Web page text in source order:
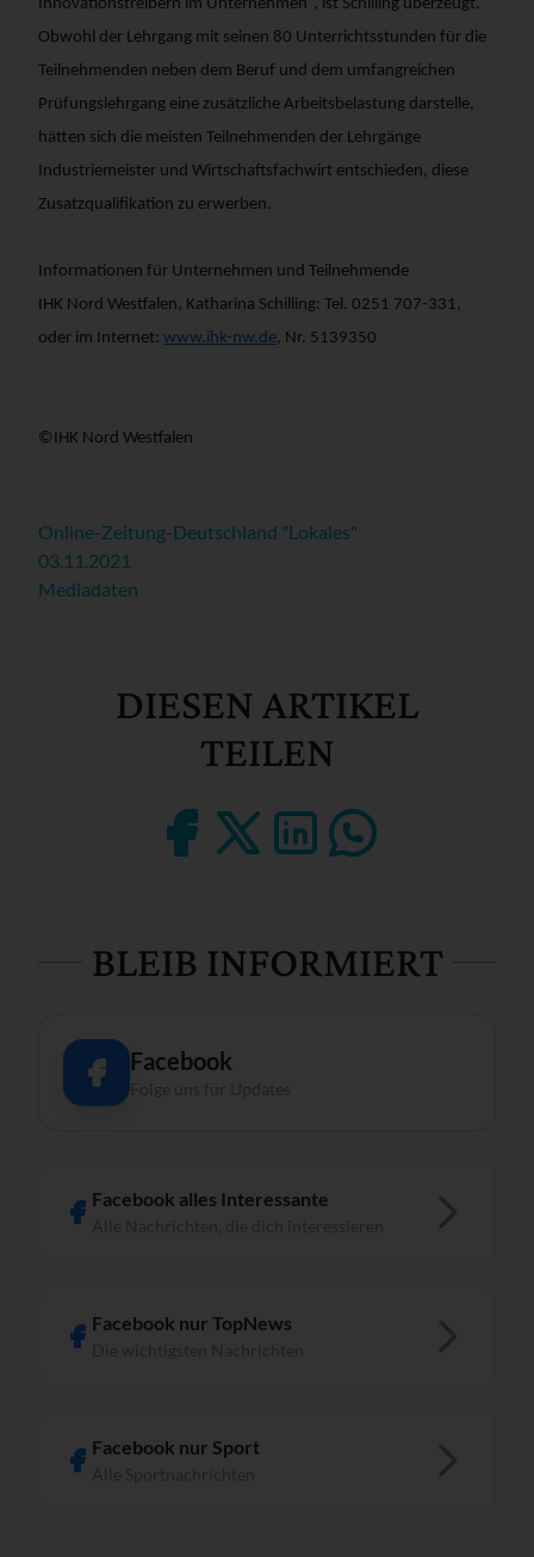
Innovationstreibern im Unternehmen“, ist Schilling überzeugt.
Obwohl der Lehrgang mit seinen 80 Unterrichtsstunden für die
Teilnehmenden neben dem Beruf und dem umfangreichen
Prüfungslehrgang eine zusätzliche Arbeitsbelastung darstelle,
hätten sich die meisten Teilnehmenden der Lehrgänge
Industriemeister und Wirtschaftsfachwirt entschieden, diese
Zusatzqualifikation zu erwerben.
Informationen für Unternehmen und Teilnehmende
IHK Nord Westfalen, Katharina Schilling: Tel. 0251 707-331,
oder im Internet: www.ihk-nw.de, Nr. 5139350
©IHK Nord Westfalen
Online-Zeitung-Deutschland "Lokales"
03.11.2021
Mediadaten
DIESEN ARTIKEL
TEILEN
BLEIB INFORMIERT
Facebook
Facebook alles Interessante
Facebook nur TopNews
Facebook nur Sport